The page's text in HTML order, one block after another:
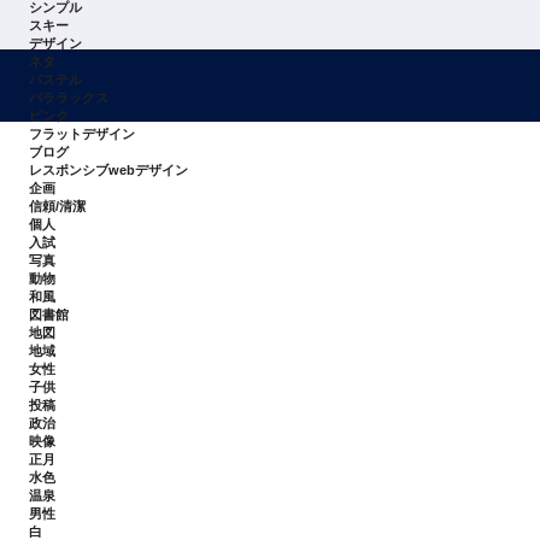
シンプル
スキー
デザイン
ネタ
パステル
パララックス
ピンク
フラットデザイン
ブログ
レスポンシブwebデザイン
企画
信頼/清潔
個人
入試
写真
動物
和風
図書館
地図
地域
女性
子供
投稿
政治
映像
正月
水色
温泉
男性
白